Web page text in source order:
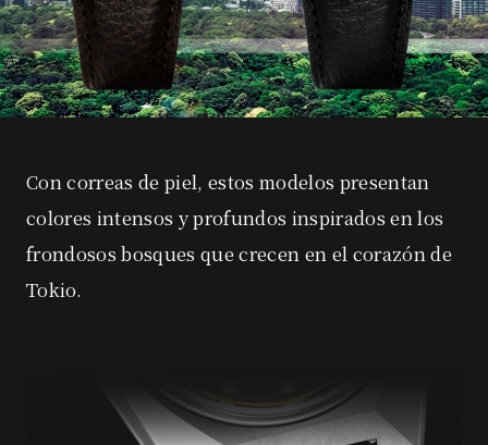
Con correas de piel, estos modelos presentan
colores intensos y profundos inspirados en los
frondosos bosques que crecen en el corazón de
Tokio.